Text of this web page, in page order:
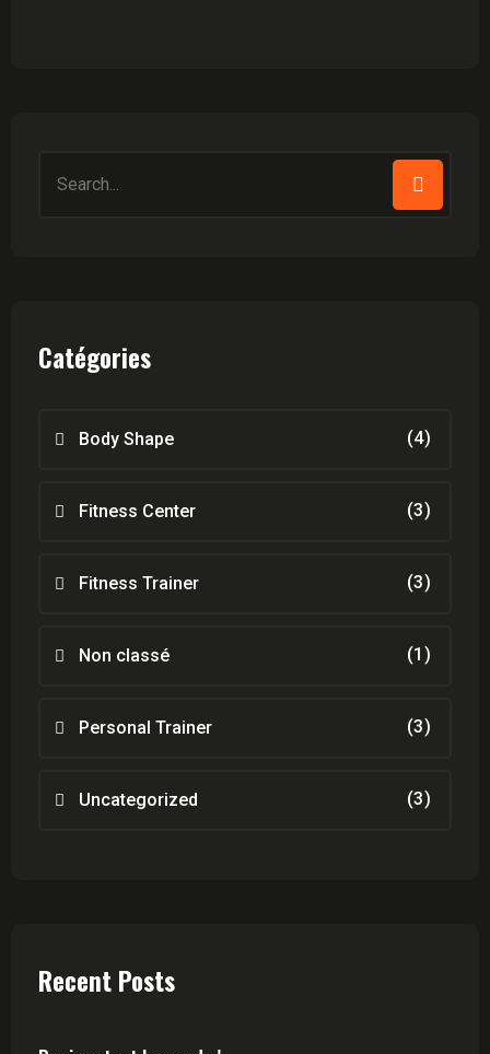
for:
Catégories
Body Shape (4)
Fitness Center (3)
Fitness Trainer (3)
Non classé (1)
Personal Trainer (3)
Uncategorized (3)
Recent Posts